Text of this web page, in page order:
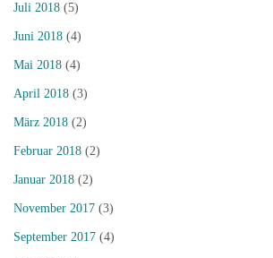
Juli 2018 (5)
Juni 2018 (4)
Mai 2018 (4)
April 2018 (3)
März 2018 (2)
Februar 2018 (2)
Januar 2018 (2)
November 2017 (3)
September 2017 (4)